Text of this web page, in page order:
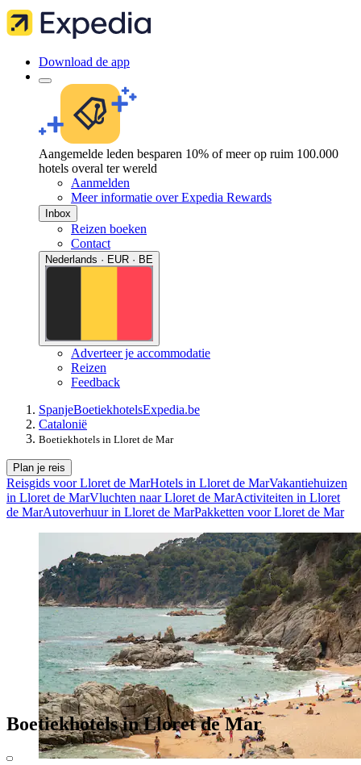
Download de app
Aangemelde leden besparen 10% of meer op ruim 100.000
hotels overal ter wereld
Aanmelden
Meer informatie over Expedia Rewards
Inbox
Reizen boeken
Contact
Nederlands · EUR · BE
Adverteer je accommodatie
Reizen
Feedback
SpanjeBoetiekhotelsExpedia.be
Catalonië
Boetiekhotels in Lloret de Mar
Plan je reis
Reisgids voor Lloret de MarHotels in Lloret de MarVakantiehuizen
in Lloret de MarVluchten naar Lloret de MarActiviteiten in Lloret
de MarAutoverhuur in Lloret de MarPakketten voor Lloret de Mar
Boetiekhotels in Lloret de Mar